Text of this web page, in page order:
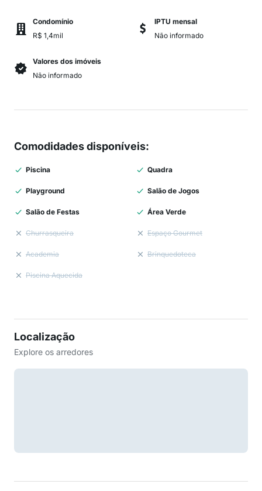
Condomínio
R$ 1,4mil
IPTU mensal
Não informado
Valores dos imóveis
Não informado
Comodidades disponíveis:
Piscina Quadra
Playground Salão de Jogos
Salão de Festas Área Verde
Churrasqueira Espaço Gourmet
Academia Brinquedoteca
Piscina Aquecida
Localização
Explore os arredores